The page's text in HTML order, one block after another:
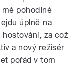
pohodlné
úplně na
za což
a nový režisér
pořád v tom